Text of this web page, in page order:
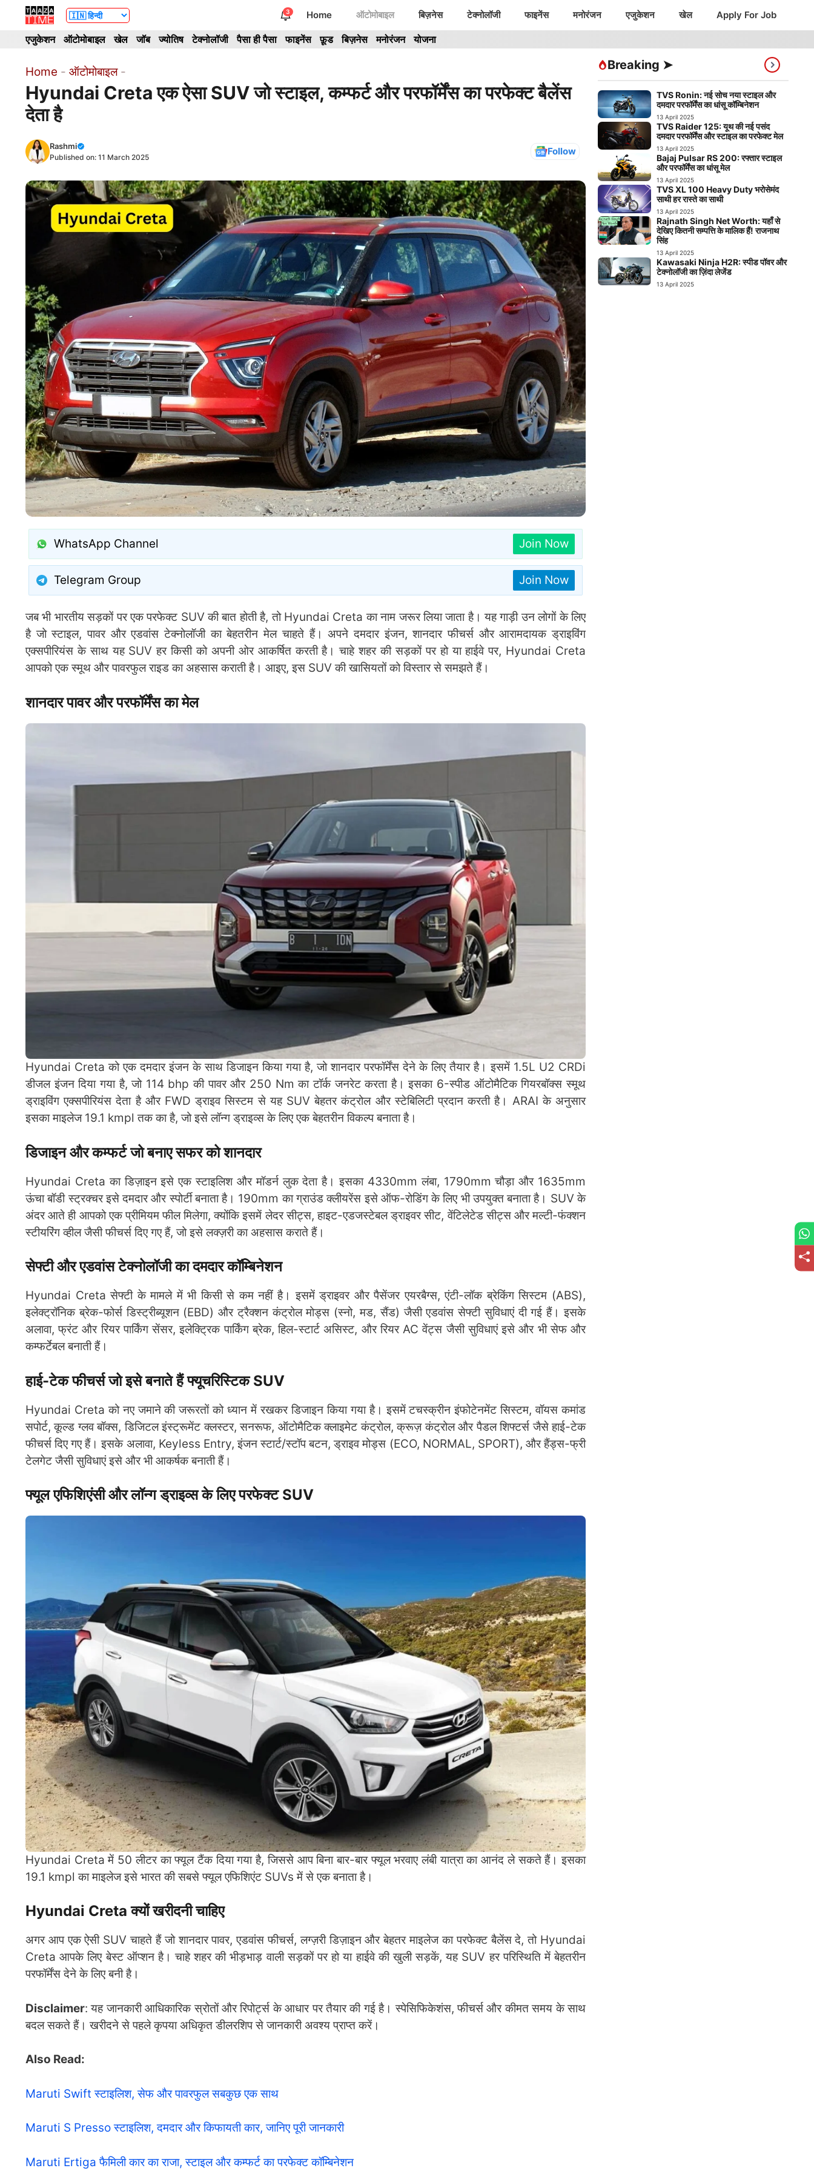
content
3 Home ऑटोमोबाइल बिज़नेस टेक्नोलॉजी फाइनेंस मनोरंजन एजुकेशन खेल Apply For Job
एजुकेशन ऑटोमोबाइल खेल जॉब ज्योतिष टेक्नोलॉजी पैसा ही पैसा फाइनेंस फ़ूड बिज़नेस मनोरंजन योजना
Home - ऑटोमोबाइल-
Hyundai Creta एक ऐसा SUV जो स्टाइल, कम्फर्ट और परफॉर्मेंस का परफेक्ट बैलेंस
देता है
Rashmi
Published on: 11 March 2025 Follow
WhatsApp Channel Join Now
Telegram Group Join Now
जब भी भारतीय सड़कों पर एक परफेक्ट SUV की बात होती है, तो Hyundai Creta का नाम जरूर लिया जाता है। यह गाड़ी उन लोगों के लिए
है जो स्टाइल, पावर और एडवांस टेक्नोलॉजी का बेहतरीन मेल चाहते हैं। अपने दमदार इंजन, शानदार फीचर्स और आरामदायक ड्राइविंग
एक्सपीरियंस के साथ यह SUV हर किसी को अपनी ओर आकर्षित करती है। चाहे शहर की सड़कों पर हो या हाईवे पर, Hyundai Creta
आपको एक स्मूथ और पावरफुल राइड का अहसास कराती है। आइए, इस SUV की खासियतों को विस्तार से समझते हैं।
शानदार पावर और परफॉर्मेंस का मेल
Hyundai Creta को एक दमदार इंजन के साथ डिजाइन किया गया है, जो शानदार परफॉर्मेंस देने के लिए तैयार है। इसमें 1.5L U2 CRDi
डीजल इंजन दिया गया है, जो 114 bhp की पावर और 250 Nm का टॉर्क जनरेट करता है। इसका 6-स्पीड ऑटोमैटिक गियरबॉक्स स्मूथ
ड्राइविंग एक्सपीरियंस देता है और FWD ड्राइव सिस्टम से यह SUV बेहतर कंट्रोल और स्टेबिलिटी प्रदान करती है। ARAI के अनुसार
इसका माइलेज 19.1 kmpl तक का है, जो इसे लॉन्ग ड्राइव्स के लिए एक बेहतरीन विकल्प बनाता है।
डिजाइन और कम्फर्ट जो बनाए सफर को शानदार
Hyundai Creta का डिज़ाइन इसे एक स्टाइलिश और मॉडर्न लुक देता है। इसका 4330mm लंबा, 1790mm चौड़ा और 1635mm
ऊंचा बॉडी स्ट्रक्चर इसे दमदार और स्पोर्टी बनाता है। 190mm का ग्राउंड क्लीयरेंस इसे ऑफ-रोडिंग के लिए भी उपयुक्त बनाता है। SUV के
अंदर आते ही आपको एक प्रीमियम फील मिलेगा, क्योंकि इसमें लेदर सीट्स, हाइट-एडजस्टेबल ड्राइवर सीट, वेंटिलेटेड सीट्स और मल्टी-फंक्शन
स्टीयरिंग व्हील जैसी फीचर्स दिए गए हैं, जो इसे लक्ज़री का अहसास कराते हैं।
सेफ्टी और एडवांस टेक्नोलॉजी का दमदार कॉम्बिनेशन
Hyundai Creta सेफ्टी के मामले में भी किसी से कम नहीं है। इसमें ड्राइवर और पैसेंजर एयरबैग्स, एंटी-लॉक ब्रेकिंग सिस्टम (ABS),
इलेक्ट्रॉनिक ब्रेक-फोर्स डिस्ट्रीब्यूशन (EBD) और ट्रैक्शन कंट्रोल मोड्स (स्नो, मड, सैंड) जैसी एडवांस सेफ्टी सुविधाएं दी गई हैं। इसके
अलावा, फ्रंट और रियर पार्किंग सेंसर, इलेक्ट्रिक पार्किंग ब्रेक, हिल-स्टार्ट असिस्ट, और रियर AC वेंट्स जैसी सुविधाएं इसे और भी सेफ और
कम्फर्टेबल बनाती हैं।
हाई-टेक फीचर्स जो इसे बनाते हैं फ्यूचरिस्टिक SUV
Hyundai Creta को नए जमाने की जरूरतों को ध्यान में रखकर डिजाइन किया गया है। इसमें टचस्क्रीन इंफोटेनमेंट सिस्टम, वॉयस कमांड
सपोर्ट, कूल्ड ग्लव बॉक्स, डिजिटल इंस्ट्रूमेंट क्लस्टर, सनरूफ, ऑटोमैटिक क्लाइमेट कंट्रोल, क्रूज़ कंट्रोल और पैडल शिफ्टर्स जैसे हाई-टेक
फीचर्स दिए गए हैं। इसके अलावा, Keyless Entry, इंजन स्टार्ट/स्टॉप बटन, ड्राइव मोड्स (ECO, NORMAL, SPORT), और हैंड्स-फ्री
टेलगेट जैसी सुविधाएं इसे और भी आकर्षक बनाती हैं।
फ्यूल एफिशिएंसी और लॉन्ग ड्राइव्स के लिए परफेक्ट SUV
Hyundai Creta में 50 लीटर का फ्यूल टैंक दिया गया है, जिससे आप बिना बार-बार फ्यूल भरवाए लंबी यात्रा का आनंद ले सकते हैं। इसका
19.1 kmpl का माइलेज इसे भारत की सबसे फ्यूल एफिशिएंट SUVs में से एक बनाता है।
Hyundai Creta क्यों खरीदनी चाहिए
अगर आप एक ऐसी SUV चाहते हैं जो शानदार पावर, एडवांस फीचर्स, लग्ज़री डिज़ाइन और बेहतर माइलेज का परफेक्ट बैलेंस दे, तो Hyundai
Creta आपके लिए बेस्ट ऑप्शन है। चाहे शहर की भीड़भाड़ वाली सड़कों पर हो या हाईवे की खुली सड़कें, यह SUV हर परिस्थिति में बेहतरीन
परफॉर्मेंस देने के लिए बनी है।
Disclaimer: यह जानकारी आधिकारिक स्रोतों और रिपोर्ट्स के आधार पर तैयार की गई है। स्पेसिफिकेशंस, फीचर्स और कीमत समय के साथ
बदल सकते हैं। खरीदने से पहले कृपया अधिकृत डीलरशिप से जानकारी अवश्य प्राप्त करें।
Also Read:
Maruti Swift स्टाइलिश, सेफ और पावरफुल सबकुछ एक साथ
Maruti S Presso स्टाइलिश, दमदार और किफायती कार, जानिए पूरी जानकारी
Maruti Ertiga फैमिली कार का राजा, स्टाइल और कम्फर्ट का परफेक्ट कॉम्बिनेशन
Breaking ➤
TVS Ronin: नई सोच नया स्टाइल और
दमदार परफॉर्मेंस का धांसू कॉम्बिनेशन
13 April 2025
TVS Raider 125: यूथ की नई पसंद
दमदार परफॉर्मेंस और स्टाइल का परफेक्ट मेल
13 April 2025
Bajaj Pulsar RS 200: रफ्तार स्टाइल
और परफॉर्मेंस का धांसू मेल
13 April 2025
TVS XL 100 Heavy Duty भरोसेमंद
साथी हर रास्ते का साथी
13 April 2025
Rajnath Singh Net Worth: यहाँ से
देखिए कितनी सम्पत्ति के मालिक हैं! राजनाथ
सिंह
13 April 2025
Kawasaki Ninja H2R: स्पीड पॉवर और
टेक्नोलॉजी का ज़िंदा लेजेंड
13 April 2025